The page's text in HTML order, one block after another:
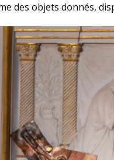
des objets donnés,